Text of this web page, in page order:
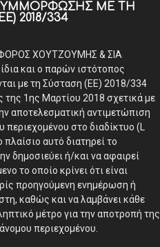
ΜΕ ΤΗ
2018/334
ΧΟΥΤΖΟΥΜΗΣ & ΣΙΑ
και ο παρών ιστότοπος
με τη Σύσταση (ΕΕ) 2018/334
της 1ης Μαρτίου 2018 σχετικά με
αποτελεσματική αντιμετώπιση
στο διαδίκτυο (L
πλαίσιο αυτό διατηρεί το
δημοσιεύει ή/και να αφαιρεί
το οποίο κρίνει ότι είναι
προηγούμενη ενημέρωση ή
καθώς και να λαμβάνει κάθε
μέτρο για την αποτροπή της
περιεχομένου.